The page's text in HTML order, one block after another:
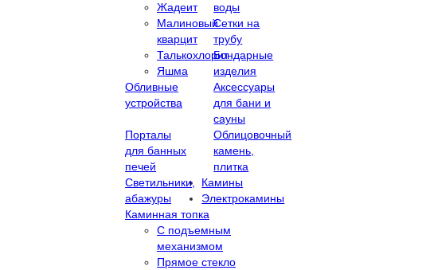
Жадеит
Малиновый
кварцит
Талькохлорит
Яшма
воды
Сетки на
трубу
Бондарные
изделия
Обливные
устройства
Аксессуары
для бани и
сауны
Порталы
для банных
печей
Облицовочный
камень,
плитка
Светильники,
абажуры
Камины
Каминная топка
С подъемным
механизмом
Прямое стекло
Электрокамины